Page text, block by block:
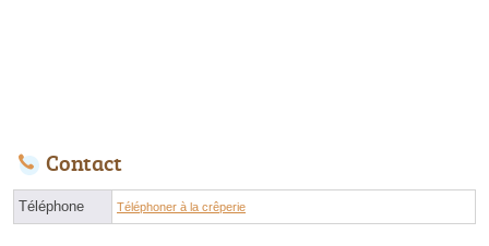
Contact
Téléphone Téléphoner à la crêperie